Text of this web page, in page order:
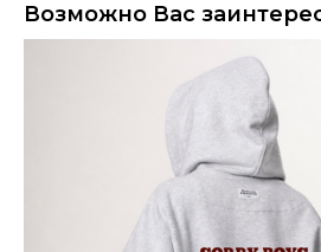
Возможно Вас